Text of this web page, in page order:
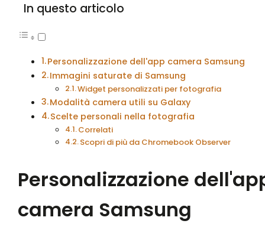
In questo articolo
Personalizzazione dell'app camera Samsung
Immagini saturate di Samsung
Widget personalizzati per fotografia
Modalità camera utili su Galaxy
Scelte personali nella fotografia
Correlati
Scopri di più da Chromebook Observer
Personalizzazione
camera Samsung